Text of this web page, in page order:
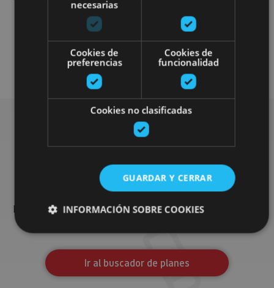
Arquitectura religiosa
Museos y centros expositivos
Visitas guiadas
Busca más planes
Encuentra planes y sugerencias para completar tu viaje en
Navarra: actividades organizadas, visitas y los eventos más
Ir al buscador de planes
necesarias
Cookies de
preferencias
Cookies de
funcionalidad
Cookies no clasificadas
GUARDAR Y CERRAR
INFORMACIÓN SOBRE COOKIES
Cookies estrictamente necesarias
Cookies de rendimiento